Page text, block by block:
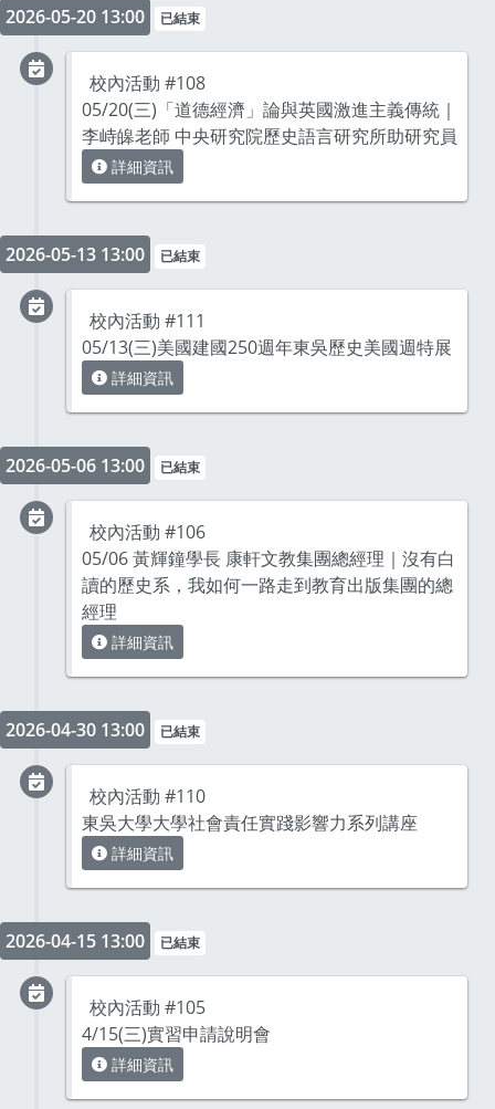
2026-05-20 13:00 已結束
校內活動 #108
05/20(三)「道德經濟」論與英國激進主義傳統｜
李峙皞老師 中央研究院歷史語言研究所助研究員
詳細資訊
2026-05-13 13:00 已結束
校內活動 #111
05/13(三)美國建國250週年東吳歷史美國週特展
詳細資訊
2026-05-06 13:00 已結束
校內活動 #106
05/06 黃輝鐘學長 康軒文教集團總經理｜沒有白
讀的歷史系，我如何一路走到教育出版集團的總
經理
詳細資訊
2026-04-30 13:00 已結束
校內活動 #110
東吳大學大學社會責任實踐影響力系列講座
詳細資訊
2026-04-15 13:00 已結束
校內活動 #105
4/15(三)實習申請說明會
詳細資訊